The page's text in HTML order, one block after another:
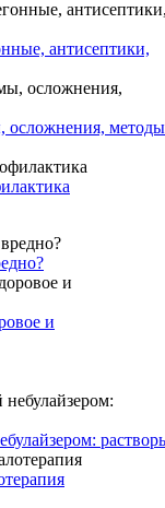
антисептики,
осложнения, методы
и